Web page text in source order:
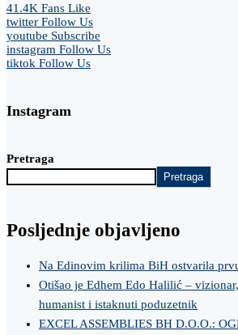
41.4K Fans Like
twitter Follow Us
youtube Subscribe
instagram Follow Us
tiktok Follow Us
Instagram
Pretraga
Pretraga
Posljednje objavljeno
Na Edinovim krilima BiH ostvarila
Otišao je Edhem Edo Halilić –
humanist i istaknuti poduzetnik
EXCEL ASSEMBLIES BH D.O.O.: